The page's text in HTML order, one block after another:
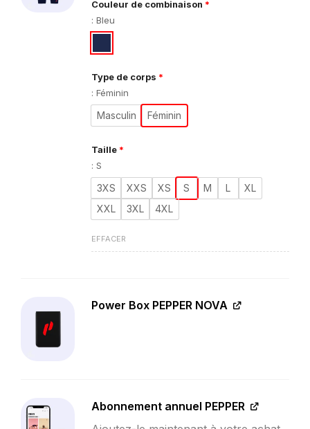
Couleur de combinaison *
: Bleu
Type de corps *
: Féminin
Masculin Féminin
Taille *
: S
3XS XXS XS S M L
XL
XXL
3XL 4XL
EFFACER
Power Box PEPPER NOVA
Abonnement annuel PEPPER